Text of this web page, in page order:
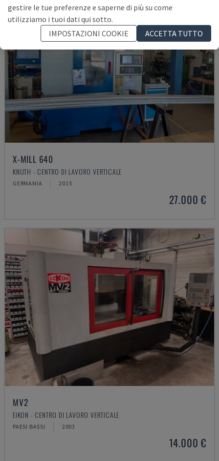
X-MILL 640
KNUTH - CENTRO DI LAVORO VERTICALE
GERMANIA 2015
27.000 €
MV2
EIKON - CENTRO DI LAVORO VERTICALE
PAESI BASSI 2003
14.000 €
gestire le tue preferenze e saperne di più su come
utilizziamo i tuoi dati qui sotto.
IMPOSTAZIONI COOKIE
ACCETTA TUTTO